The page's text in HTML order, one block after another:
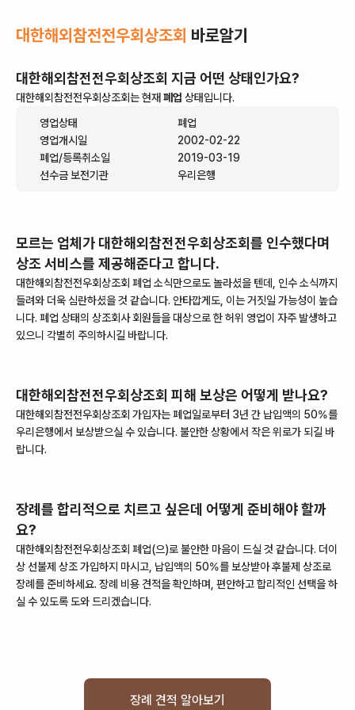
대한해외참전전우회상조회 바로알기
대한해외참전전우회상조회 지금 어떤 상태인가요?
대한해외참전전우회상조회는 현재 폐업 상태입니다.
영업상태
폐업
영업개시일
2002-02-22
폐업/등록취소일
2019-03-19
선수금 보전기관
우리은행
모르는 업체가 대한해외참전전우회상조회 를 인수했다며
상조 서비스를 제공해준다고 합니다.
대한해외참전전우회상조회 폐업 소식만으로도 놀라셨을 텐데, 인수 소식까지
들려와 더욱 심란하셨을 것 같습니다. 안타깝게도, 이는 거짓일 가능성이 높습
니다. 폐업 상태의 상조회사 회원들을 대상으로 한 허위 영업이 자주 발생하고
있으니 각별히 주의하시길 바랍니다.
대한해외참전전우회상조회 피해 보상은 어떻게 받나요?
대한해외참전전우회상조회 가입자는폐업일로부터 3년 간 납입액의 50%를
우리은행에서 보상받으실 수 있습니다. 불안한 상황에서 작은 위로가 되길 바
랍니다.
장례를 합리적으로 치르고 싶은데 어떻게 준비해야 할까
요?
대한해외참전전우회상조회 폐업(으)로 불안한 마음이 드실 것 같습니다. 더이
상 선불제 상조 가입하지 마시고, 납입액의 50%를 보상받아 후불제 상조로
장례를 준비하세요. 장례 비용 견적을 확인하며, 편안하고 합리적인 선택을 하
실 수 있도록 도와 드리겠습니다.
장례 견적 알아보기